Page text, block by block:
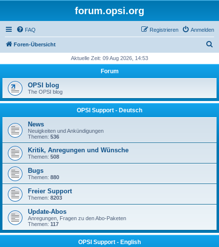
forum.opsi.org
FAQ Anmelden
Registrieren
Foren-Übersicht
h
Aktuelle Zeit: 09 Aug 2026, 14:53
Forum
OPSI blog
The OPSI blog
OPSI Support - Deutsch
News
Neuigkeiten und Ankündigungen
Themen: 536
Kritik, Anregungen und Wünsche
Themen: 508
Bugs
Themen: 880
Freier Support
Themen: 8203
Update-Abos
Anregungen, Fragen zu den Abo-Paketen
Themen: 117
OPSI Support - English